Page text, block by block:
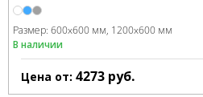
Размер: 600x600 мм 1200x600 мм
В наличии
Цена от: 4273 руб.